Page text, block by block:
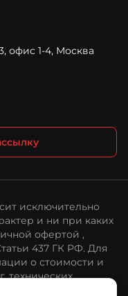
данных
обработки
офис 1-4, Москва
исключительно
и ни при каких
офертой ,
437 ГК РФ. Для
о стоимости и
технических
пожалуйста,